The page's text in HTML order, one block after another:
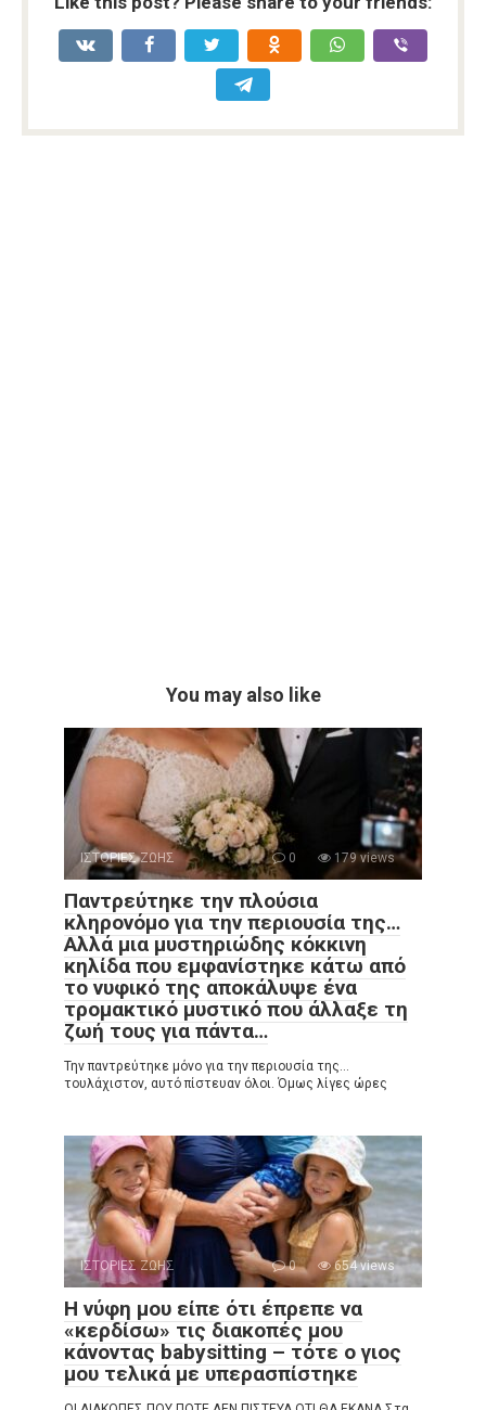
You may also like
ΙΣΤΟΡΙΕΣ ΖΩΗΣ 0 179 views
Παντρεύτηκε την πλούσια
κληρονόμο για την περιουσία της…
Αλλά μια μυστηριώδης κόκκινη
κηλίδα που εμφανίστηκε κάτω από
το νυφικό της αποκάλυψε ένα
τρομακτικό μυστικό που άλλαξε τη
ζωή τους για πάντα…
Την παντρεύτηκε μόνο για την περιουσία της…
τουλάχιστον, αυτό πίστευαν όλοι. Όμως λίγες ώρες
ΙΣΤΟΡΙΕΣ ΖΩΗΣ 0 654 views
Η νύφη μου είπε ότι έπρεπε να
«κερδίσω» τις διακοπές μου
κάνοντας babysitting – τότε ο γιος
μου τελικά με υπερασπίστηκε